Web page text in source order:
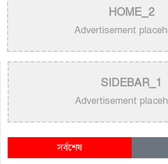
HOME_2
Advertisement
SIDEBAR_1
Advertisement
সর্বশেষ